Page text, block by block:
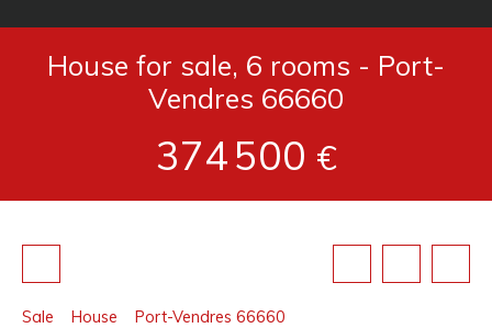
House for sale, 6 rooms - Port-
Vendres 66660
374 500 €
Sale House
Port-Vendres 66660